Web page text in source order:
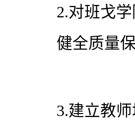
2.对班戈
健全质量
3.建立教